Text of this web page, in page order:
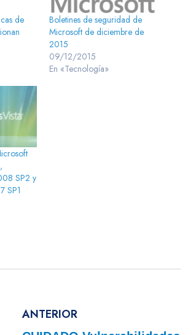
de
Boletines de seguridad de
Microsoft de diciembre de
2015
09/12/2015
En «Tecnología»
SP2 y
SP1
ANTERIOR